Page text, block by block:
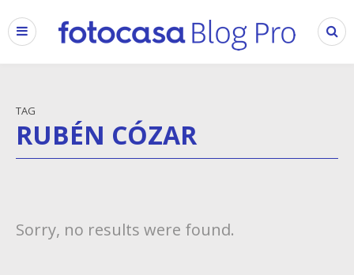
TAG
RUBÉN CÓZAR
Sorry, no results were found.